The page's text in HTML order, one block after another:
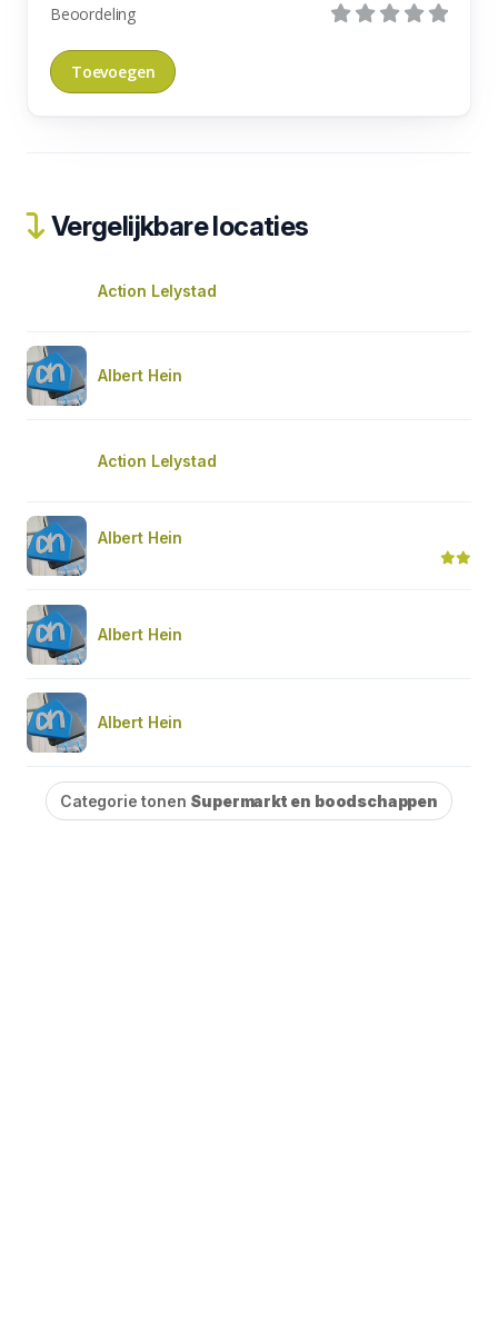
Beoordeling
Vergelijkbare locaties
Action Lelystad
Albert Hein
Action Lelystad
Albert Hein
Albert Hein
Albert Hein
Categorie tonen Supermarkt en boodschappen